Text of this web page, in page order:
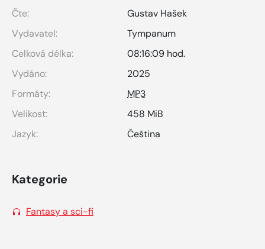
Čte:
Gustav Hašek
Vydavatel:
Tympanum
Celková délka:
08:16:09 hod.
Vydáno:
2025
Formáty:
MP3
Velikost:
458 MiB
Jazyk:
Čeština
Kategorie
Fantasy a sci-fi